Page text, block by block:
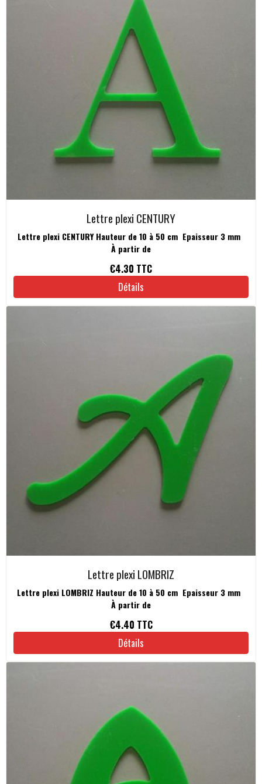
Lettre plexi CENTURY
Lettre plexi CENTURY Hauteur de 10 à 50 cm Epaisseur 3 mm
À partir de
€4.30 TTC
Détails
Lettre plexi LOMBRIZ
Lettre plexi LOMBRIZ Hauteur de 10 à 50 cm Epaisseur 3 mm
À partir de
€4.40 TTC
Détails